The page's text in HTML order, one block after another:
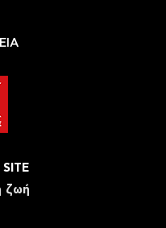
ζωή